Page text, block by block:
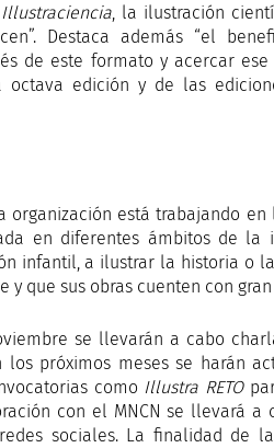
Illustraciencia, la ilustración
Destaca además “el
de este formato y acercar
octava edición y de las
organización está trabajando
en diferentes ámbitos de la
infantil, a ilustrar la historia o
y que sus obras cuenten con
se llevarán a cabo
los próximos meses se harán
como Illustra RETO
con el MNCN se llevará
sociales. La finalidad de